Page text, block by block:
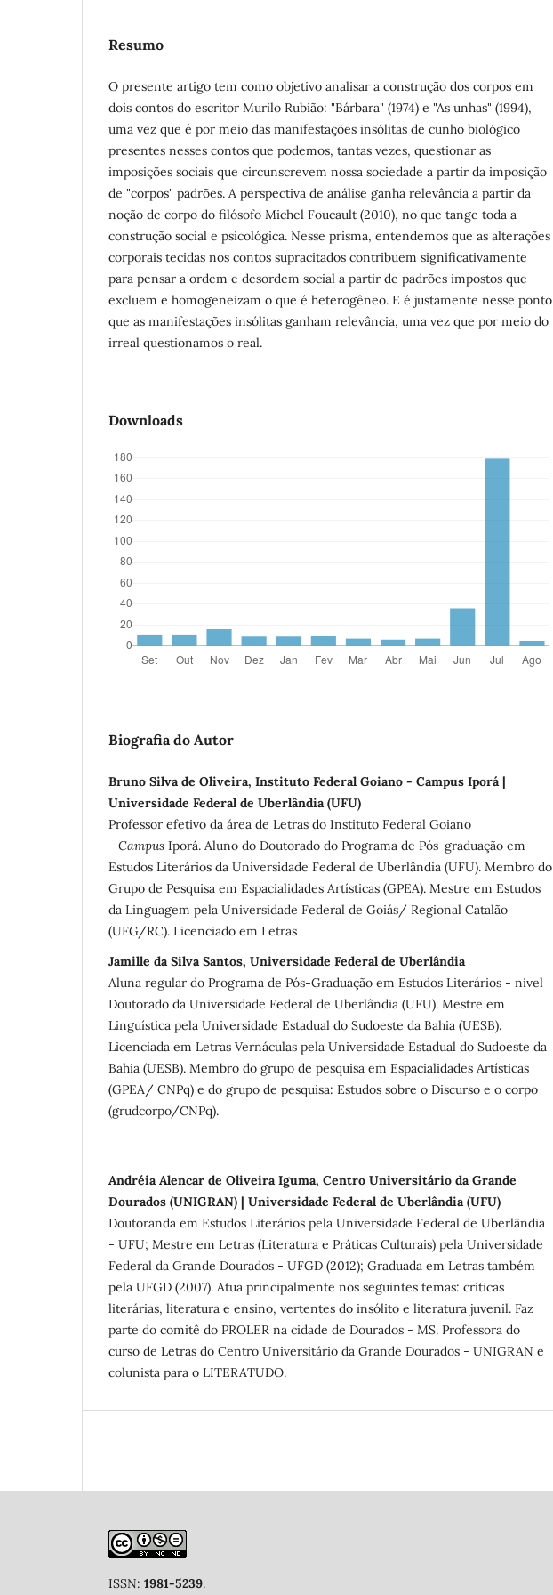
Resumo
O presente artigo tem como objetivo analisar a construção dos corpos em
dois contos do escritor Murilo Rubião: "Bárbara" (1974) e "As unhas" (1994),
uma vez que é por meio das manifestações insólitas de cunho biológico
presentes nesses contos que podemos, tantas vezes, questionar as
imposições sociais que circunscrevem nossa sociedade a partir da imposição
de "corpos" padrões. A perspectiva de análise ganha relevância a partir da
noção de corpo do filósofo Michel Foucault (2010), no que tange toda a
construção social e psicológica. Nesse prisma, entendemos que as alterações
corporais tecidas nos contos supracitados contribuem significativamente
para pensar a ordem e desordem social a partir de padrões impostos que
excluem e homogeneízam o que é heterogêneo. E é justamente nesse ponto
que as manifestações insólitas ganham relevância, uma vez que por meio do
irreal questionamos o real.
Downloads
Biografia do Autor
Bruno Silva de Oliveira, Instituto Federal Goiano - Campus Iporá |
Universidade Federal de Uberlândia (UFU)
Professor efetivo da área de Letras do Instituto Federal Goiano
- Campus Iporá. Aluno do Doutorado do Programa de Pós-graduação em
Estudos Literários da Universidade Federal de Uberlândia (UFU). Membro do
Grupo de Pesquisa em Espacialidades Artísticas (GPEA). Mestre em Estudos
da Linguagem pela Universidade Federal de Goiás/ Regional Catalão
(UFG/RC). Licenciado em Letras
Jamille da Silva Santos, Universidade Federal de Uberlândia
Aluna regular do Programa de Pós-Graduação em Estudos Literários - nível
Doutorado da Universidade Federal de Uberlândia (UFU). Mestre em
Linguística pela Universidade Estadual do Sudoeste da Bahia (UESB).
Licenciada em Letras Vernáculas pela Universidade Estadual do Sudoeste da
Bahia (UESB). Membro do grupo de pesquisa em Espacialidades Artísticas
(GPEA/ CNPq) e do grupo de pesquisa: Estudos sobre o Discurso e o corpo
(grudcorpo/CNPq).
Andréia Alencar de Oliveira Iguma, Centro Universitário da Grande
Dourados (UNIGRAN) | Universidade Federal de Uberlândia (UFU)
Doutoranda em Estudos Literários pela Universidade Federal de Uberlândia
- UFU; Mestre em Letras (Literatura e Práticas Culturais) pela Universidade
Federal da Grande Dourados - UFGD (2012); Graduada em Letras também
pela UFGD (2007). Atua principalmente nos seguintes temas: críticas
literárias, literatura e ensino, vertentes do insólito e literatura juvenil. Faz
parte do comitê do PROLER na cidade de Dourados - MS. Professora do
curso de Letras do Centro Universitário da Grande Dourados - UNIGRAN e
colunista para o LITERATUDO.
ISSN: 1981-5239.